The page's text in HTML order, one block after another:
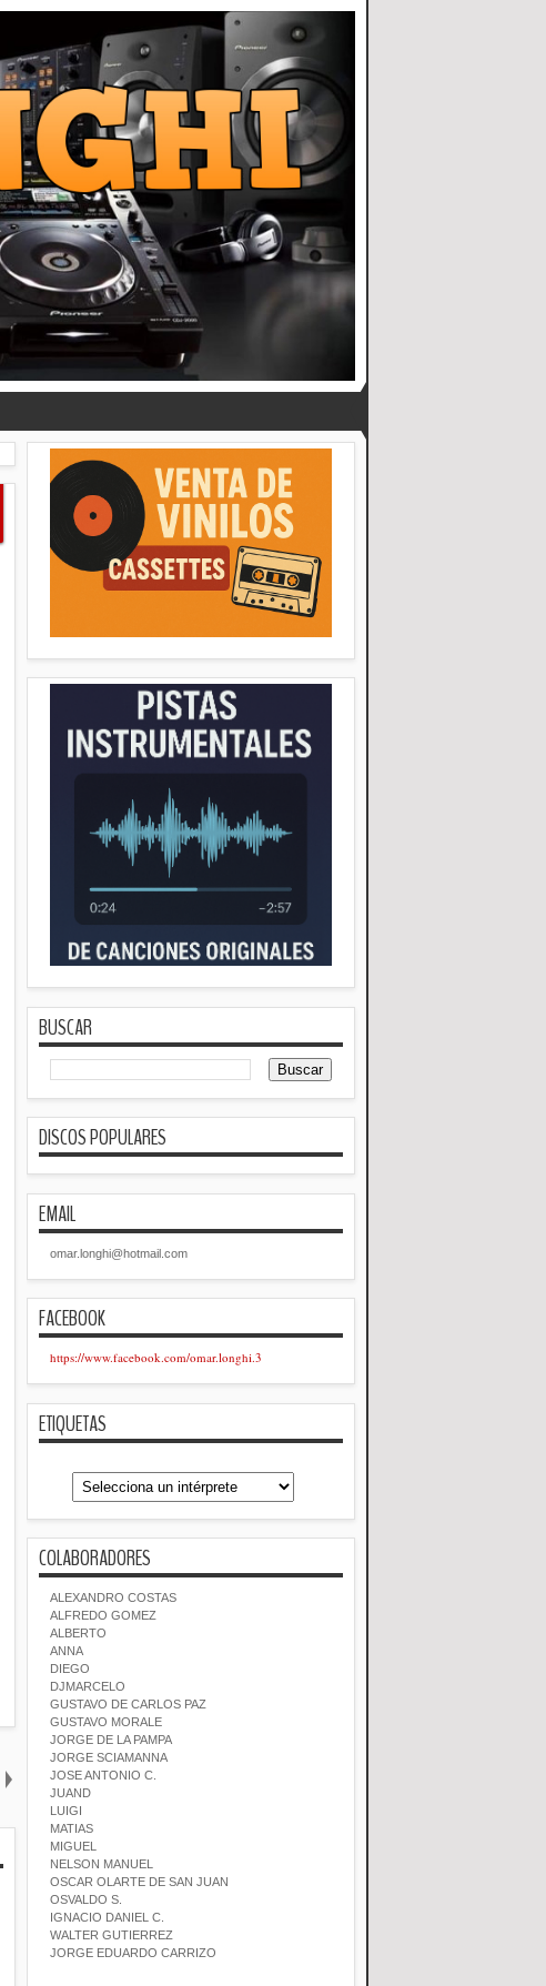
BUSCAR
DISCOS POPULARES
EMAIL
omar.longhi@hotmail.com
FACEBOOK
https://www.facebook.com/omar.longhi.3
ETIQUETAS
COLABORADORES
ALEXANDRO COSTAS
ALFREDO GOMEZ
ALBERTO
ANNA
DIEGO
DJMARCELO
GUSTAVO DE CARLOS PAZ
GUSTAVO MORALE
JORGE DE LA PAMPA
JORGE SCIAMANNA
JOSE ANTONIO C.
JUAND
LUIGI
MATIAS
MIGUEL
NELSON MANUEL
OSCAR OLARTE DE SAN JUAN
OSVALDO S.
IGNACIO DANIEL C.
WALTER GUTIERREZ
JORGE EDUARDO CARRIZO